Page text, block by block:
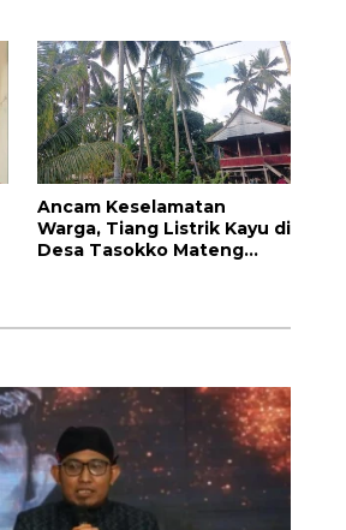
Ancam Keselamatan
Warga, Tiang Listrik Kayu di
Desa Tasokko Mateng